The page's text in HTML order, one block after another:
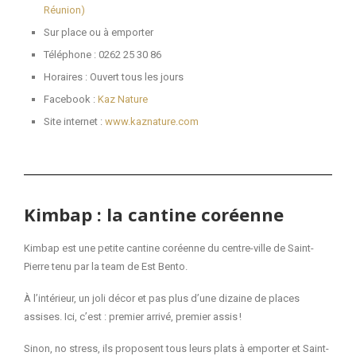
Réunion)
Sur place ou à emporter
Téléphone : 0262 25 30 86
Horaires : Ouvert tous les jours
Facebook : Kaz Nature
Site internet : www.kaznature.com
Kimbap : la cantine coréenne
Kimbap est une petite cantine coréenne du centre-ville de Saint-
Pierre tenu par la team de Est Bento.
À l’intérieur, un joli décor et pas plus d’une dizaine de places
assises. Ici, c’est : premier arrivé, premier assis !
Sinon, no stress, ils proposent tous leurs plats à emporter et Saint-